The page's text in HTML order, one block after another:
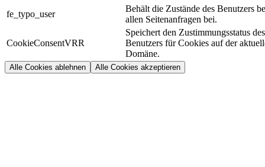
fe_typo_user
Behält die Zustände des Benutzers
allen Seitenanfragen bei.
CookieConsentVRR
Speichert den Zustimmungsstatus des
Benutzers für Cookies auf der
Domäne.
Alle Cookies ablehnen Alle Cookies akzeptieren